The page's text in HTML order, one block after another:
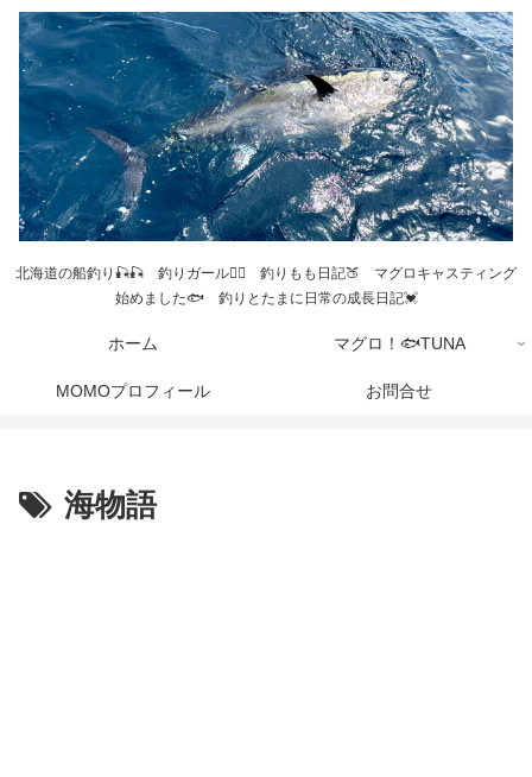
北海道の船釣り🎣🎣 釣りガール💁‍♀️ 釣りもも日記🍑 マグロキャスティング
始めました🐟 釣りとたまに日常の成長日記💓
ホーム マグロ！🐟TUNA
MOMOプロフィール お問合せ
海物語